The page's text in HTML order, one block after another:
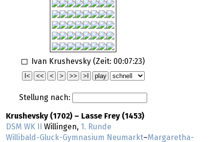
Ivan Krushevsky (Zeit: 00:07:23)
Stellung nach:
Krushevsky (1702) – Lasse Frey (1453)
DSM WK II
Willingen, 1. Runde
Willibald-Gluck-Gymnasium Neumarkt–Margaretha-